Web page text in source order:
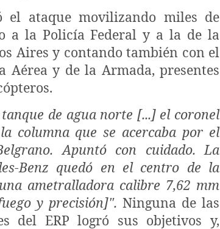
el ataque movilizando miles de
a la Policía Federal y a la de la
Aires y contando también con el
Aérea y de la Armada, presentes
de agua norte [...] el coronel
columna que se acercaba por el
Apuntó con cuidado. La
Benz quedó en el centro de la
ametralladora calibre 7,62 mm
y precisión]". Ninguna de las
del ERP logró sus objetivos y,